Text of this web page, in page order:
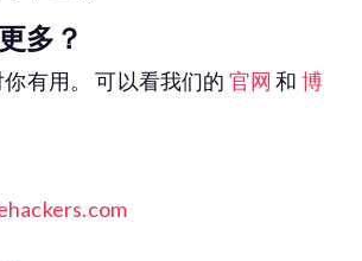
多？
有用。 可以看我们的 官网 和 博